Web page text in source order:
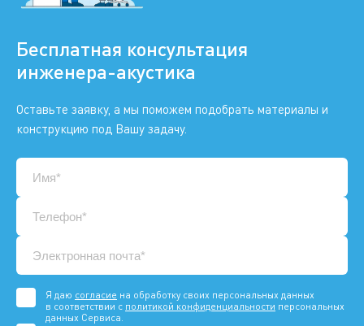
Бесплатная консультация
инженера-акустика
Оставьте заявку, а мы поможем подобрать материалы и
конструкцию под Вашу задачу.
Я даю согласие на обработку своих персональных данных
в соответствии с политикой конфиденциальности персональных
данных Сервиса.